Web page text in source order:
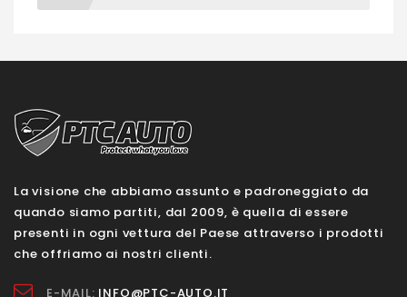
La visione che abbiamo assunto e padroneggiato da
quando siamo partiti, dal 2009, è quella di essere
presenti in ogni vettura del Paese attraverso i prodotti
che offriamo ai nostri clienti.
E-MAIL: INFO@PTC-AUTO.IT